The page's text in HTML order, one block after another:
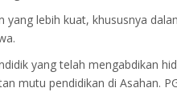
lebih kuat, khususnya
yang telah mengabdikan
mutu pendidikan di Asahan.